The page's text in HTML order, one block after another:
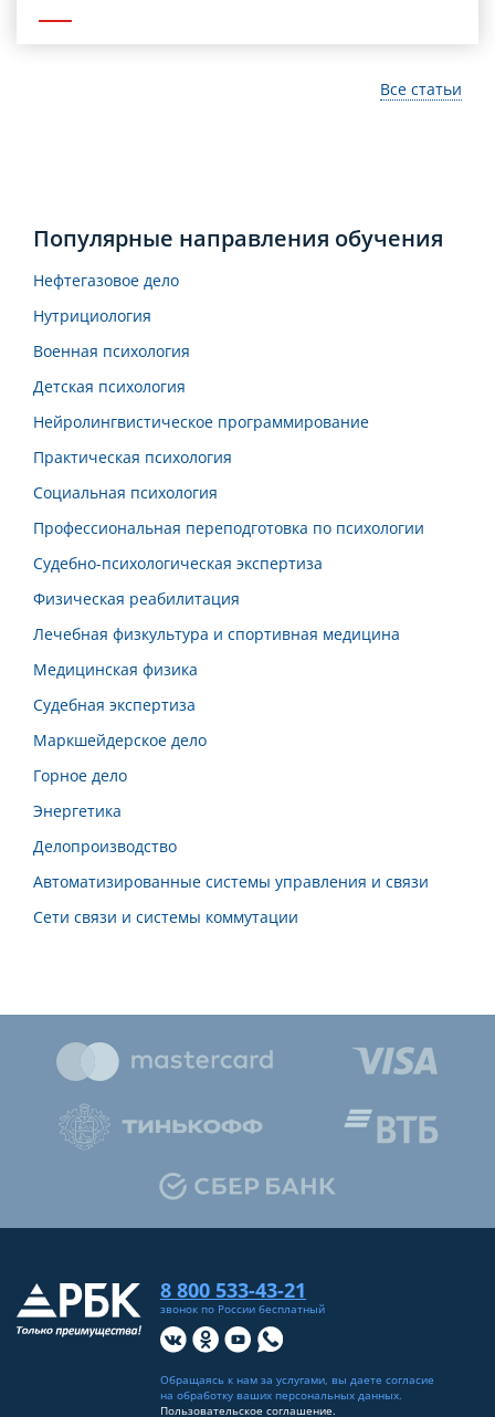
Все статьи
Популярные направления обучения
Нефтегазовое дело
Нутрициология
Военная психология
Детская психология
Нейролингвистическое программирование
Практическая психология
Социальная психология
Профессиональная переподготовка по психологии
Судебно-психологическая экспертиза
Физическая реабилитация
Лечебная физкультура и спортивная медицина
Медицинская физика
Судебная экспертиза
Маркшейдерское дело
Горное дело
Энергетика
Делопроизводство
Автоматизированные системы управления и связи
Сети связи и системы коммутации
8 800 533-43-21
звонок по России бесплатный
Обращаясь к нам за услугами, вы даете согласие
на обработку ваших персональных данных.
Пользовательское соглашение.